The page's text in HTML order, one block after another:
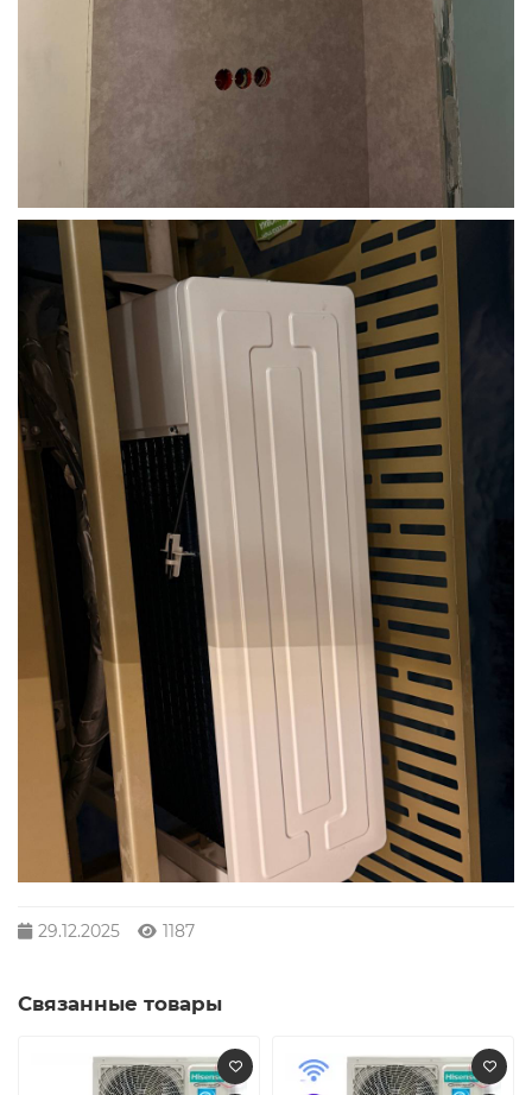
29.12.2025 1187
Связанные товары